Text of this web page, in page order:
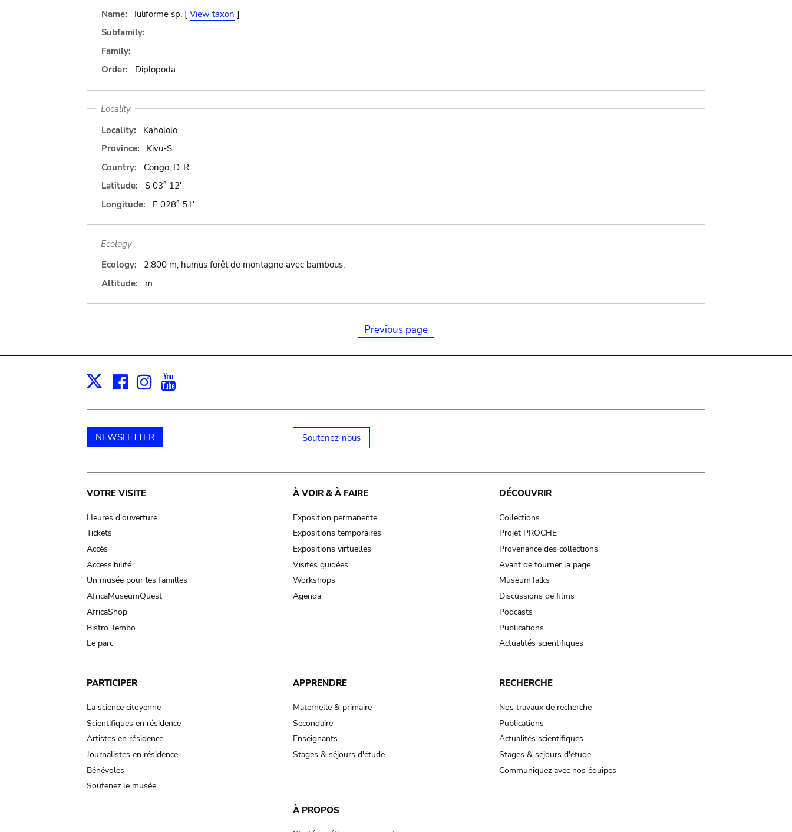
Name:
Iuliforme sp. [ View taxon ]
Subfamily:
Family:
Order:
Diplopoda
Locality
Locality:
Kahololo
Province:
Kivu-S.
Country:
Congo, D. R.
Latitude:
S 03° 12'
Longitude:
E 028° 51'
Ecology
Ecology:
2.800 m, humus forêt de montagne avec bambous,
Altitude:
m
Previous page
X Facebook
Instagram
NEWSLETTER Soutenez-nous
Main
navigation
VOTRE VISITE
Heures d'ouverture
Tickets
Accès
Accessibilité
Un musée pour les familles
AfricaMuseumQuest
AfricaShop
Bistro Tembo
Le parc
À VOIR & À FAIRE
Exposition permanente
Expositions temporaires
Expositions virtuelles
Visites guidées
Workshops
Agenda
DÉCOUVRIR
Collections
Projet PROCHE
Provenance des collections
Avant de tourner la page…
MuseumTalks
Discussions de films
Podcasts
Publications
Actualités scientifiques
PARTICIPER
La science citoyenne
Scientifiques en résidence
Artistes en résidence
Journalistes en résidence
Bénévoles
Soutenez le musée
APPRENDRE
Maternelle & primaire
Secondaire
Enseignants
Stages & séjours d'étude
RECHERCHE
Nos travaux de recherche
Publications
Actualités scientifiques
Stages & séjours d'étude
Communiquez avec nos équipes
À PROPOS